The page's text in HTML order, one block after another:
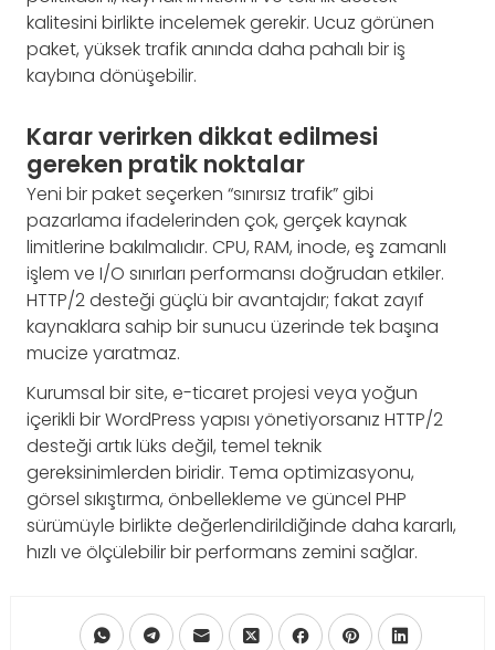
kalitesini birlikte incelemek gerekir. Ucuz görünen
paket, yüksek trafik anında daha pahalı bir iş
kaybına dönüşebilir.
Karar verirken dikkat edilmesi
gereken pratik noktalar
Yeni bir paket seçerken “sınırsız trafik” gibi
pazarlama ifadelerinden çok, gerçek kaynak
limitlerine bakılmalıdır. CPU, RAM, inode, eş zamanlı
işlem ve I/O sınırları performansı doğrudan etkiler.
HTTP/2 desteği güçlü bir avantajdır; fakat zayıf
kaynaklara sahip bir sunucu üzerinde tek başına
mucize yaratmaz.
Kurumsal bir site, e-ticaret projesi veya yoğun
içerikli bir WordPress yapısı yönetiyorsanız HTTP/2
desteği artık lüks değil, temel teknik
gereksinimlerden biridir. Tema optimizasyonu,
görsel sıkıştırma, önbellekleme ve güncel PHP
sürümüyle birlikte değerlendirildiğinde daha kararlı,
hızlı ve ölçülebilir bir performans zemini sağlar.